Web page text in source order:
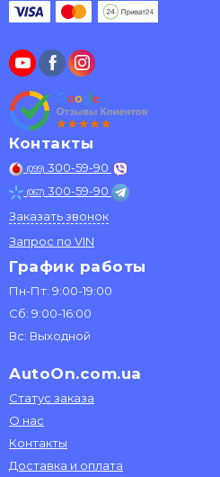
Контакты
(099) 300-59-90
(067) 300-59-90
Заказать звонок
Запрос по VIN
График работы
Пн-Пт: 9:00-19:00
Сб: 9:00-16:00
Вс: Выходной
AutoOn.com.ua
Статус заказа
О нас
Контакты
Доставка и оплата